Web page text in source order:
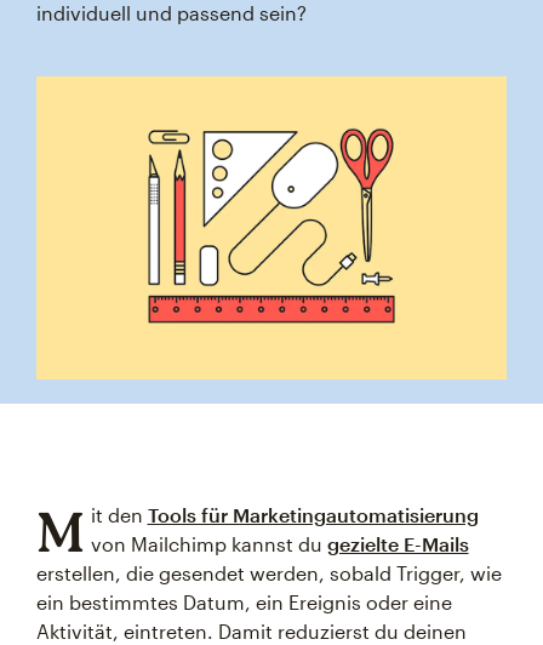
individuell und passend sein?
M it den Tools für Marketingautomatisierung
von Mailchimp kannst du gezielte E-Mails
erstellen, die gesendet werden, sobald Trigger, wie
ein bestimmtes Datum, ein Ereignis oder eine
Aktivität, eintreten. Damit reduzierst du deinen